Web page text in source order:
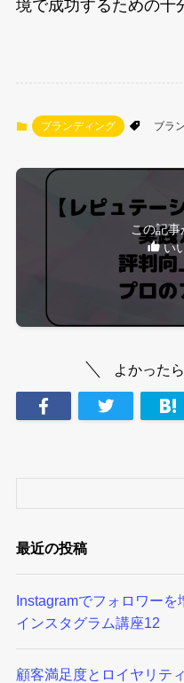
境で成功するための十
ブランディング ブラ
この記
い
よかった
最近の投稿
Instagramでフォロワーを
インスタグラム講座12
顧客満足度とロイヤリテ